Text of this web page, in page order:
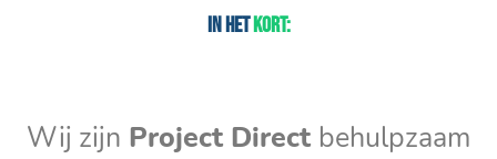
In hetkort:
Wij zijn Project Direct behulpzaam